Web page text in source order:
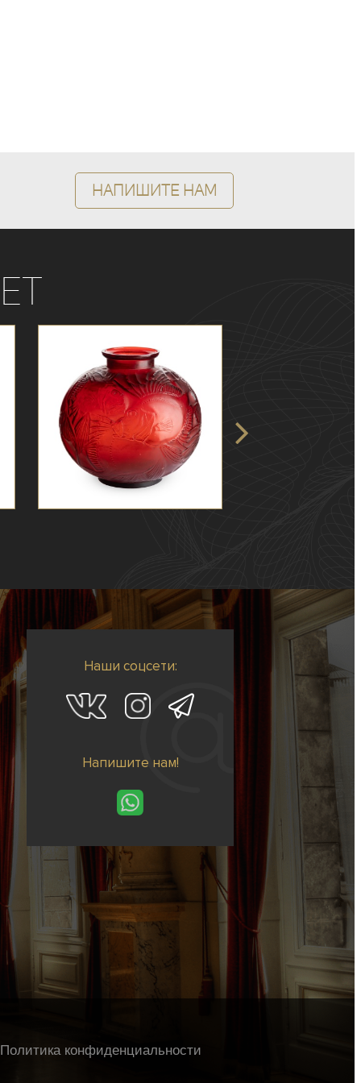
Напишите нам
Наши соцсети:
Напишите нам!
Политика конфиденциальности